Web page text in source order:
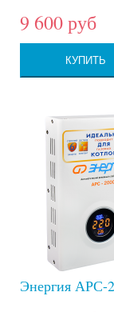
9 600 руб
КУПИТЬ
Энергия АРС-